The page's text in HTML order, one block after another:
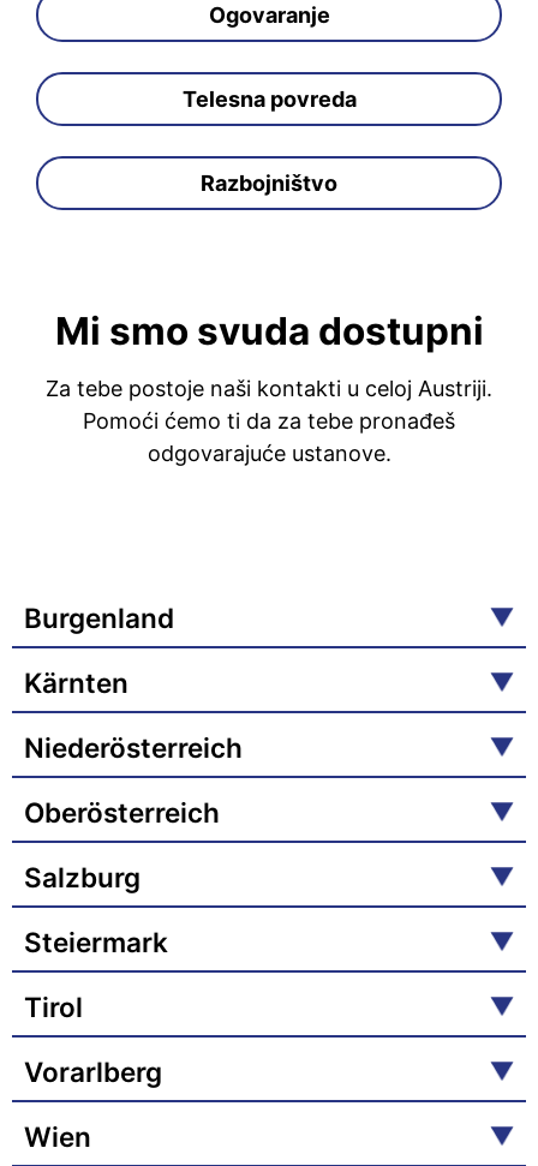
Ogovaranje
Telesna povreda
Razbojništvo
Mi smo svuda dostupni
Za tebe postoje naši kontakti u celoj Austriji.
Pomoći ćemo ti da za tebe pronađeš
odgovarajuće ustanove.
Burgenland
Kärnten
Niederösterreich
Oberösterreich
Salzburg
Steiermark
Tirol
Vorarlberg
Wien